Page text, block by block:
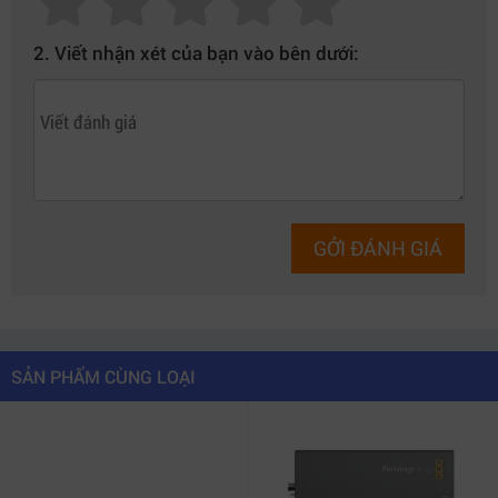
2. Viết nhận xét của bạn vào bên dưới:
GỞI ĐÁNH GIÁ
SẢN PHẨM CÙNG LOẠI